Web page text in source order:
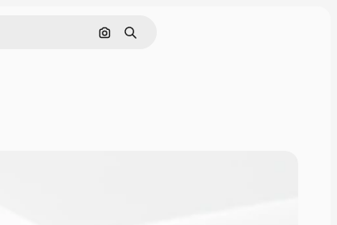
Поиск по изображению
Поиск